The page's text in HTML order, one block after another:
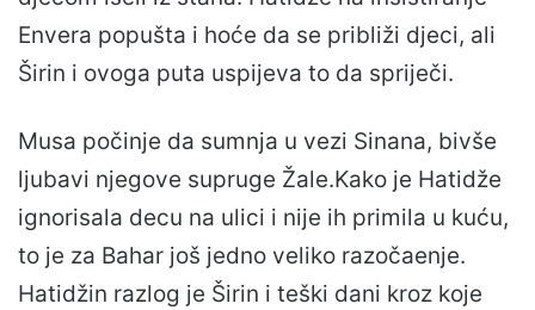
Envera popušta i hoće da se približi djeci, ali
Širin i ovoga puta uspijeva to da spriječi.
Musa počinje da sumnja u vezi Sinana, bivše
ljubavi njegove supruge Žale.Kako je Hatidže
ignorisala decu na ulici i nije ih primila u kuću,
to je za Bahar još jedno veliko razočaenje.
Hatidžin razlog je Širin i teški dani kroz koje